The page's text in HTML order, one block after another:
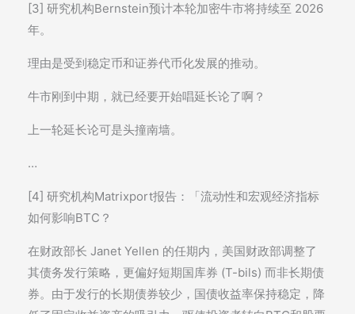
[3] 研究机构Bernstein预计本轮加密牛市将持续至 2026
年。
理由是受到稳定币和证券代币化发展的推动。
牛市刚到中期，就已经要开始唱延长论了啊？
上一轮延长论可是头撞南墙。
…
[4] 研究机构Matrixport报告：「流动性和宏观经济指标
如何影响BTC？
在财政部长 Janet Yellen 的任期内，美国财政部调整了
其债务发行策略，更偏好短期国库券 (T-bils) 而非长期债
券。由于发行的长期债券较少，国债收益率保持稳定，降